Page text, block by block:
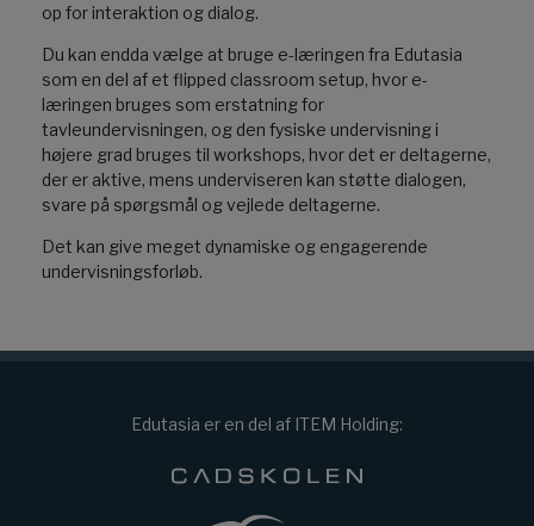
op for interaktion og dialog.
Du kan endda vælge at bruge e-læringen fra Edutasia
som en del af et flipped classroom setup, hvor e-
læringen bruges som erstatning for
tavleundervisningen, og den fysiske undervisning i
højere grad bruges til workshops, hvor det er deltagerne,
der er aktive, mens underviseren kan støtte dialogen,
svare på spørgsmål og vejlede deltagerne.
Det kan give meget dynamiske og engagerende
undervisningsforløb.
Edutasia er en del af ITEM Holding: